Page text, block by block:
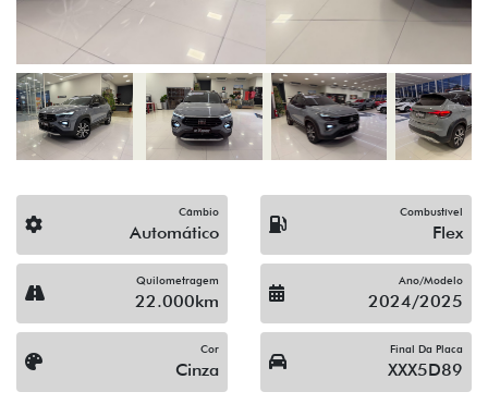
Câmbio
Automático
Combustível
Flex
Quilometragem
22.000km
Ano/Modelo
2024/2025
Cor
Cinza
Final Da Placa
XXX5D89